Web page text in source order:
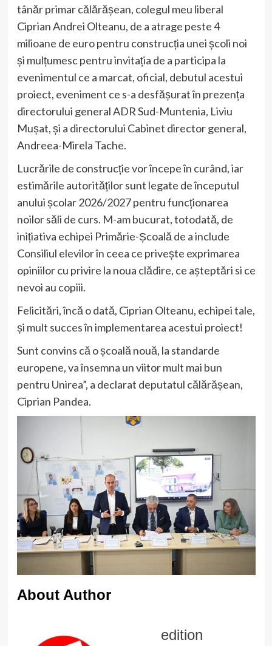
tânăr primar călărășean, colegul meu liberal
Ciprian Andrei Olteanu, de a atrage peste 4
milioane de euro pentru construcția unei școli noi
și mulțumesc pentru invitația de a participa la
evenimentul ce a marcat, oficial, debutul acestui
proiect, eveniment ce s-a desfășurat în prezența
directorului general ADR Sud-Muntenia, Liviu
Mușat, și a directorului Cabinet director general,
Andreea-Mirela Tache.
Lucrările de construcție vor începe în curând, iar
estimările autorităților sunt legate de începutul
anului școlar 2026/2027 pentru funcționarea
noilor săli de curs. M-am bucurat, totodată, de
inițiativa echipei Primărie-Școală de a include
Consiliul elevilor în ceea ce privește exprimarea
opiniilor cu privire la noua clădire, ce așteptări si ce
nevoi au copiii.
Felicitări, încă o dată, Ciprian Olteanu, echipei tale,
și mult succes în implementarea acestui proiect!
Sunt convins că o școală nouă, la standarde
europene, va însemna un viitor mult mai bun
pentru Unirea”, a declarat deputatul călărășean,
Ciprian Pandea.
About Author
edition